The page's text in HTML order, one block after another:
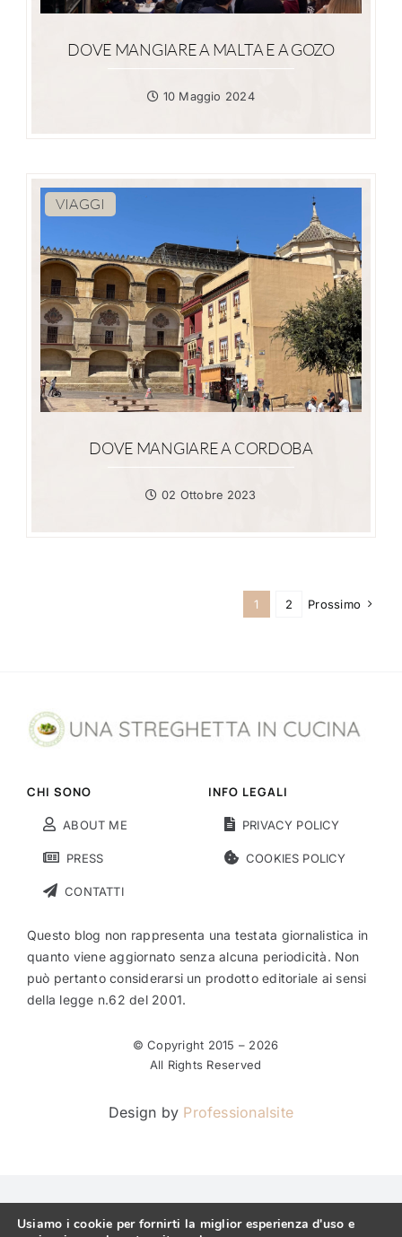
DOVE MANGIARE A MALTA E A GOZO
10 Maggio 2024
VIAGGI
DOVE MANGIARE A CORDOBA
02 Ottobre 2023
1 2 Prossimo
CHI SONO
ABOUT ME
PRESS
CONTATTI
INFO LEGALI
PRIVACY POLICY
COOKIES POLICY
Questo blog non rappresenta una testata giornalistica in
quanto viene aggiornato senza alcuna periodicità. Non
può pertanto considerarsi un prodotto editoriale ai sensi
della legge n.62 del 2001.
© Copyright 2015 – 2026
All Rights Reserved
Design by Professionalsite
Usiamo i cookie per fornirti la miglior esperienza d'uso e